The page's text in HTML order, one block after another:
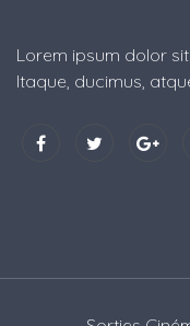
Lorem ipsum dolor
Itaque, ducimus,